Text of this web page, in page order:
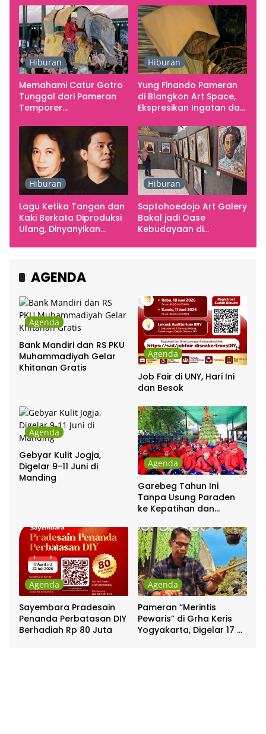
Hiburan
Memahami Catur Gotro
Tunggal dari Pameran
Temporer
Hiburan
Yung Finando Pameran
di Blangkon Art Space,
Ekspresikan Ingatan dan
Hiburan
Lagu Ketika Tangan dan
Kaki Berkata Diproduksi
Ulang, Dinyanyikan
Chrisye
Hiburan
Saptohoedojo Art Galery
Bakal jadi Oase
Kebudayaan di
AGENDA
Agenda
Bank Mandiri dan RS PKU
Muhammadiyah Gelar
Khitanan Gratis
Agenda
Job Fair di UNY, Hari Ini
dan Besok
Agenda
Gebyar Kulit Jogja,
Digelar 9-11 Juni di
Manding
Agenda
Garebeg Tahun Ini
Tanpa Usung Paraden
ke Kepatihan dan
Agenda
Sayembara Pradesain
Penanda Perbatasan DIY
Berhadiah Rp 80 Juta
Agenda
Pameran “Merintis
Pewaris” di Grha Keris
Yogyakarta, Digelar 17 –